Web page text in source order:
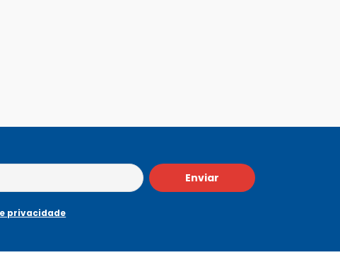
Enviar
privacidade